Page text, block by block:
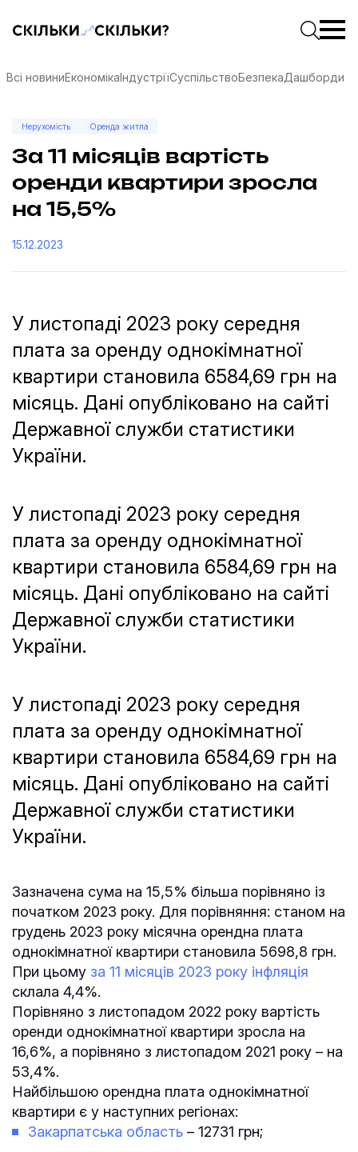
Скільки-скільки? — Медіа про суспільні даніПочати
Всі новиниЕкономікаІндустріїСуспільствоБезпекаДашборди
Нерухомість Оренда житла
За 11 місяців вартість
оренди квартири зросла
на 15,5%
15.12.2023
У листопаді 2023 року середня
плата за оренду однокімнатної
квартири становила 6584,69 грн на
місяць. Дані опубліковано на сайті
Державної служби статистики
України.
У листопаді 2023 року середня
плата за оренду однокімнатної
квартири становила 6584,69 грн на
місяць. Дані опубліковано на сайті
Державної служби статистики
України.
У листопаді 2023 року середня
плата за оренду однокімнатної
квартири становила 6584,69 грн на
місяць. Дані опубліковано на сайті
Державної служби статистики
України.
Зазначена сума на 15,5% більша порівняно із
початком 2023 року. Для порівняння: станом на
грудень 2023 року місячна орендна плата
однокімнатної квартири становила 5698,8 грн.
При цьому за 11 місяців 2023 року інфляція
склала 4,4%.
Порівняно з листопадом 2022 року вартість
оренди однокімнатної квартири зросла на
16,6%, а порівняно з листопадом 2021 року – на
53,4%.
Найбільшою орендна плата однокімнатної
квартири є у наступних регіонах:
Закарпатська область – 12731 грн;